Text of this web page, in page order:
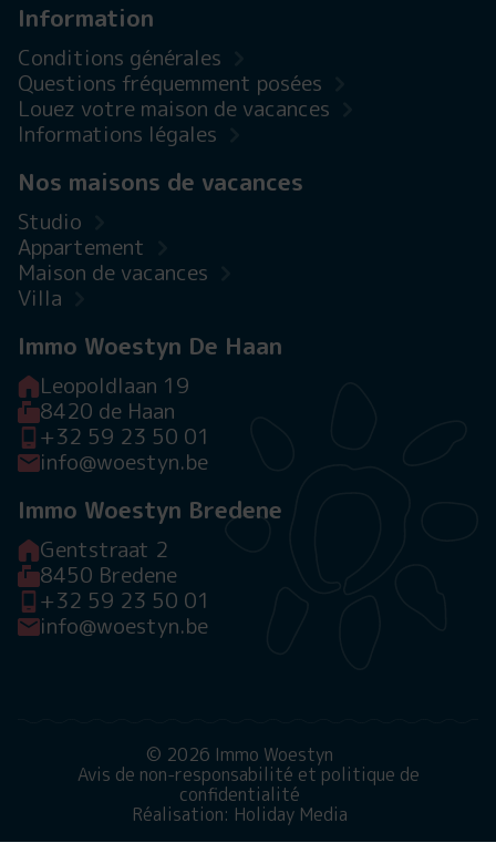
Information
Conditions générales
Questions fréquemment posées
Louez votre maison de vacances
Informations légales
Nos maisons de vacances
Studio
Appartement
Maison de vacances
Villa
Immo Woestyn De Haan
Leopoldlaan 19
8420 de Haan
+32 59 23 50 01
info@woestyn.be
Immo Woestyn Bredene
Gentstraat 2
8450 Bredene
+32 59 23 50 01
info@woestyn.be
© 2026 Immo Woestyn
Avis de non-responsabilité et politique de
confidentialité
Réalisation: Holiday Media